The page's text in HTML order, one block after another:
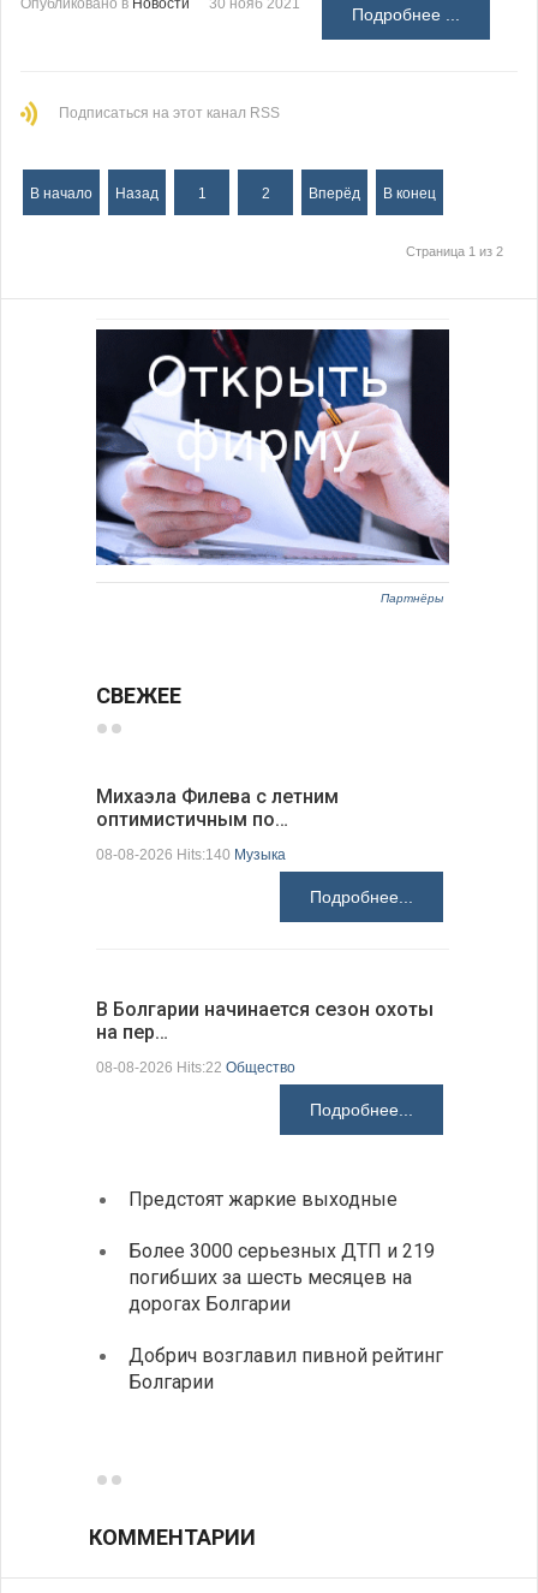
Опубликовано в Новости 30 нояб 2021
Подробнее ...
Подписаться на этот канал RSS
В начало Назад 1 2 Вперёд В конец
Страница 1 из 2
Партнёры
СВЕЖЕЕ
Михаэла Филева с летним
оптимистичным по…
08-08-2026 Hits:140 Музыка
Подробнее...
В Болгарии начинается сезон охоты
на пер…
08-08-2026 Hits:22 Общество
Подробнее...
Предстоят жаркие выходные
Более 3000 серьезных ДТП и 219
погибших за шесть месяцев на
дорогах Болгарии
Добрич возглавил пивной рейтинг
Болгарии
КОММЕНТАРИИ